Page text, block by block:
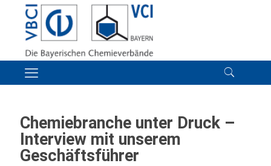
Chemiebranche unter Druck –
Interview mit unserem
Geschäftsführer